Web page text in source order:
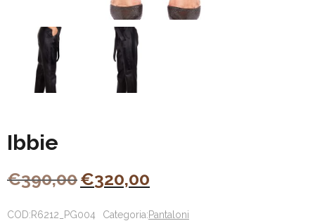
Ibbie
€390,00 Il
prezzo
originale
€320,00
attuale
COD:R6212_PG004 Categoria:Pantaloni